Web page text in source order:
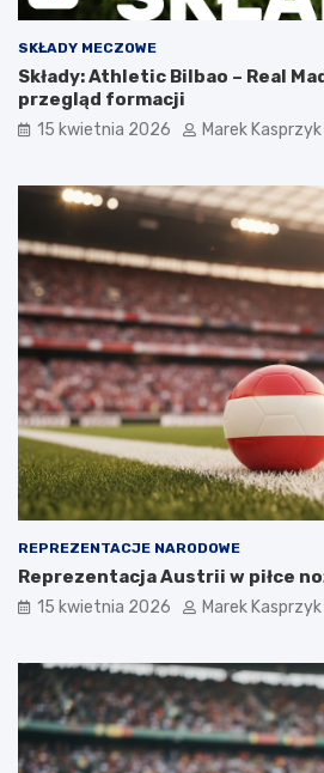
SKŁADY MECZOWE
Składy: Athletic Bilbao – Real
przegląd formacji
15 kwietnia 2026 Marek Kasprzyk
REPREZENTACJE NARODOWE
Reprezentacja Austrii w piłce
15 kwietnia 2026 Marek Kasprzyk